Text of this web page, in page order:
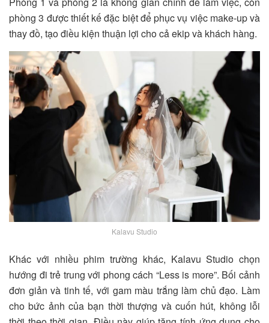
phòng 3 được thiết kế đặc biệt để phục vụ việc make-up và
thay đồ, tạo điều kiện thuận lợi cho cả ekip và khách hàng.
Kalavu Studio
Khác với nhiều phim trường khác, Kalavu Studio chọn
hướng đi trẻ trung với phong cách “Less is more”. Bối cảnh
đơn giản và tinh tế, với gam màu trắng làm chủ đạo. Làm
cho bức ảnh của bạn thời thượng và cuốn hút, không lỗi